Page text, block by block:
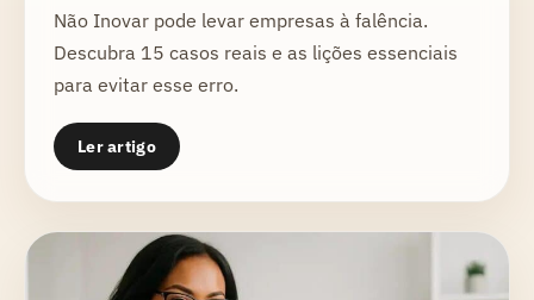
Não Inovar pode levar empresas à falência.
Descubra 15 casos reais e as lições essenciais
para evitar esse erro.
Ler artigo